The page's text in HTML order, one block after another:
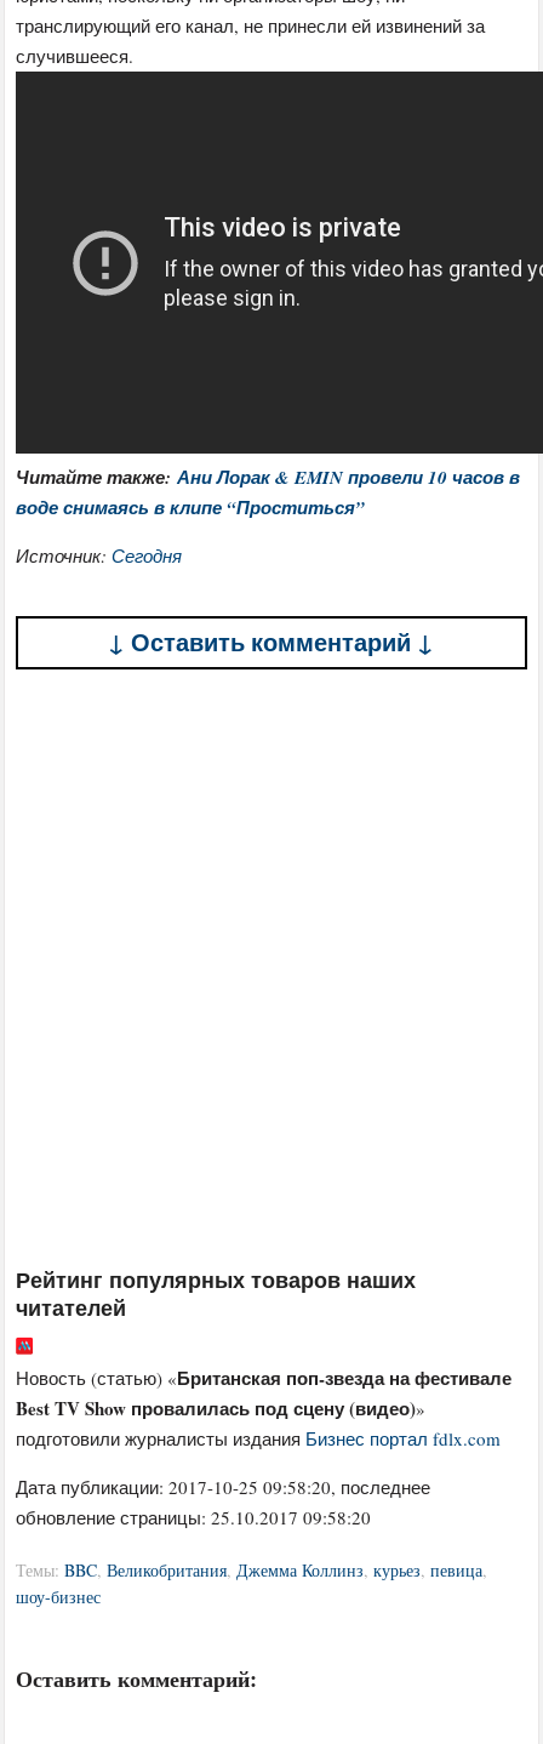
транслирующий его канал, не принесли ей извинений за
случившееся.
Читайте также:Ани Лорак & EMIN провели 10 часов в
воде снимаясь в клипе “Проститься”
Источник:Сегодня
↓ Оставить комментарий ↓
Рейтинг популярных товаров наших
читателей
Новость (статью) «Британская поп-звезда на фестивале
Best TV Show провалилась под сцену (видео)»
подготовили журналисты издания Бизнес портал fdlx.com
Дата публикации:2017-10-25 09:58:20, последнее
обновление страницы: 25.10.2017 09:58:20
Темы:BBC,Великобритания, Джемма Коллинз,курьез,певица,
шоу-бизнес
Оставить комментарий: